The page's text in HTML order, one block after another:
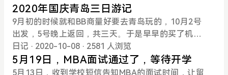
融、自贸招商；媛、文、奇、韬叔一组，负责总部及
大轴线招商；石*负责考核，小冉负责内勤。虽说分管
领导不同、任务不同，但是大家依然勤勤恳恳工作，
快快乐乐生活。还记得到年底的时候，所有人坐一屋
子，激烈地讨论着指标完成情况，想对策，出怪招，
最终团结一致，圆满完成各项指标。这年后，由于种
更新。换了个新的主题，还挺好看的，只是wordpres
s略微有点不习惯了。
2020年国庆青岛三日游记
9月初的时候就和BB商量好要去青岛玩的，10月2号
出发，5号晚上返回，共三天。于是早早的买了机
票，订了酒店，用信用卡约了接送机。但临行前，还
是发生了小插曲。10月1号BB感冒了，头还有些晕，
喝了感冒药，但是效果不大。2号一早，我赶紧拉着
日记 · 2020-10-08 · 2581 人浏览
5月19日，MBA面试通过了，等待开学
5月13日，收到学校短信告知MBA的面试时间，让留